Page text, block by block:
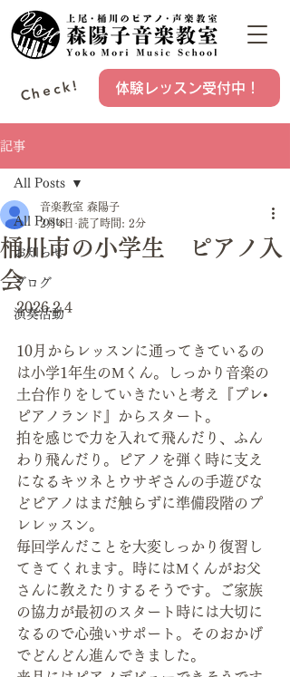
Check! 体験レッスン受付中！
記事
All Posts
お知らせ
ブログ
演奏活動
All Posts
桶川市の小学生 ピアノ入
会
音楽教室 森陽子
2月4日 読了時間: 2分
2026.2.4
10月からレッスンに通ってきているの
は小学1年生のМくん。しっかり音楽の
土台作りをしていきたいと考え『プレ•
ピアノランド』からスタート。
拍を感じで力を入れて飛んだり、ふん
わり飛んだり。ピアノを弾く時に支え
になるキツネとウサギさんの手遊びな
どピアノはまだ触らずに準備段階のプ
レレッスン。
毎回学んだことを大変しっかり復習し
てきてくれます。時にはМくんがお父
さんに教えたりするそうです。ご家族
の協力が最初のスタート時には大切に
なるので心強いサポート。そのおかげ
でどんどん進んできました。